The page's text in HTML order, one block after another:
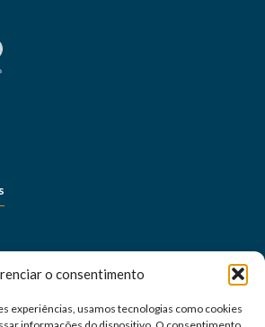
o consentimento
experiências, usamos tecnologias como cookies